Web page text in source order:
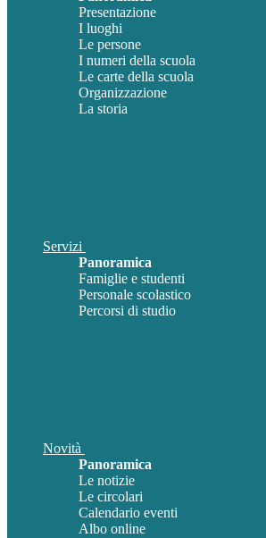
Presentazione
I luoghi
Le persone
I numeri della scuola
Le carte della scuola
Organizzazione
La storia
Servizi
Panoramica
Famiglie e studenti
Personale scolastico
Percorsi di studio
Novità
Panoramica
Le notizie
Le circolari
Calendario eventi
Albo online